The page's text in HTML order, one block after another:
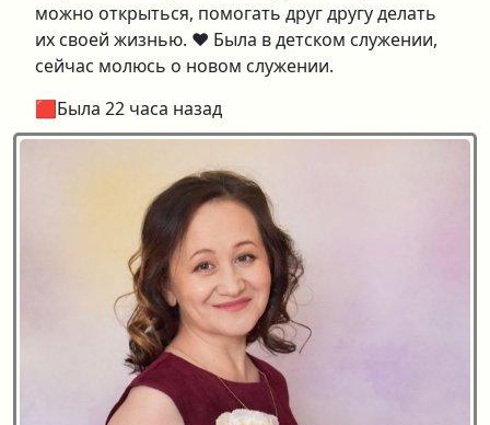
можно открыться, помогать друг другу делать
их своей жизнью. ❤️ Была в детском служении,
сейчас молюсь о новом служении.
🟥Была 22 часа назад